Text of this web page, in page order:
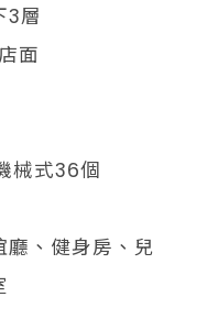
3層
面
械式36個
、健身房、兒